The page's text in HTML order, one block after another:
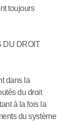
toujours
DU DROIT
dans la
du droit
à la fois la
du système